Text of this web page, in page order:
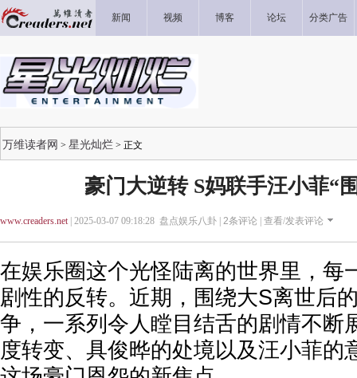
新闻 视频 博客 论坛 分类广告
万维读者网 > 星光灿烂 > 正文
豪门大逆转 S妈联手汪小菲“
www.creaders.net| 2025-03-07 09:18:28 盘点娱乐八卦 | 2条评论 | 查看/发表评论
在娱乐圈这个光怪陆离的世界里，每
剧性的反转。近期，围绕大S离世后
争，一系列令人瞠目结舌的剧情不断
度转变、具俊晔的处境以及汪小菲的